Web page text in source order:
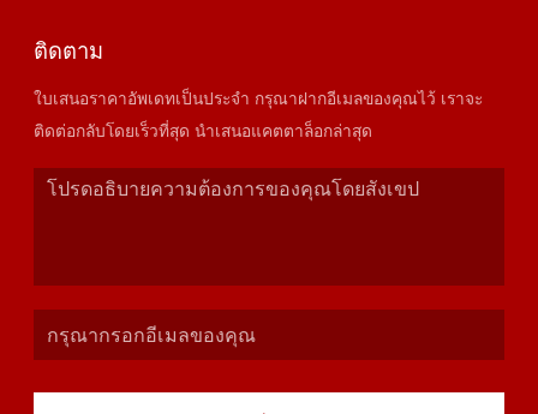
ติดตาม
ใบเสนอราคาอัพเดทเป็นประจำ กรุณาฝากอีเมลของคุณไว้ เราจะ
ติดต่อกลับโดยเร็วที่สุด นำเสนอแคตตาล็อกล่าสุด